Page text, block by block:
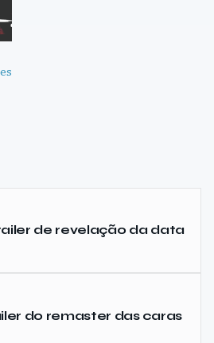
de revelação da data
do remaster das caras